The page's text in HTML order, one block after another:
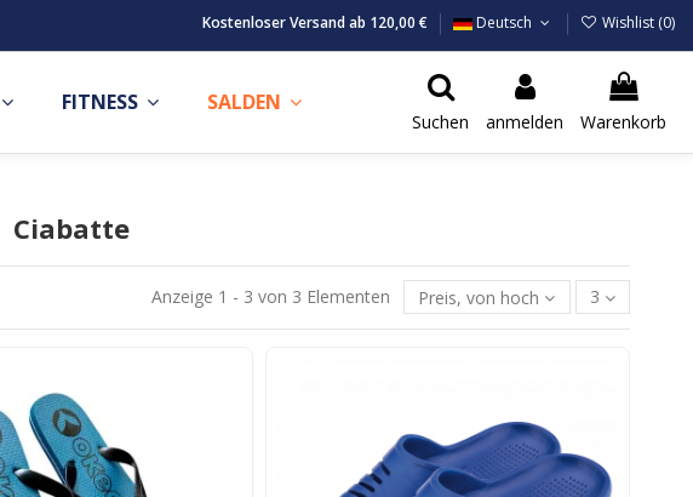
Kostenloser Versand ab 120,00 € Deutsch Wishlist (0)
FITNESS SALDEN
Suchen anmelden Warenkorb
Ciabatte
Anzeige 1 - 3 von 3 Elementen Preis, von hoch nach niedrig
3